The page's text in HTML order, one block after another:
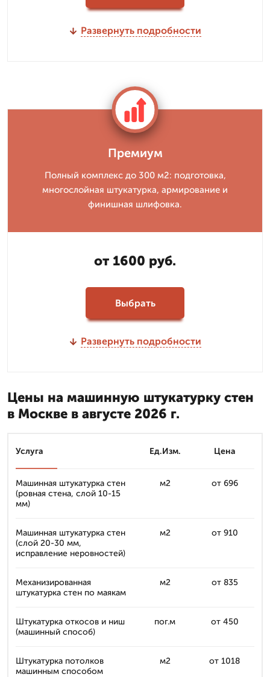
Развернуть подробности
Премиум
Полный комплекс до 300 м2: подготовка,
многослойная штукатурка, армирование и
финишная шлифовка.
от 1600 руб.
Выбрать
Развернуть подробности
Цены на машинную штукатурку стен
в Москве в августе 2026 г.
Услуга Ед.Изм. Цена
Машинная штукатурка стен
(ровная стена, слой 10-15
мм)
м2 от 696
Машинная штукатурка стен
(слой 20-30 мм,
исправление неровностей)
м2 от 910
Механизированная
штукатурка стен по маякам
м2 от 835
Штукатурка откосов и ниш
(машинный способ)
пог.м от 450
Штукатурка потолков
машинным способом
м2 от 1018